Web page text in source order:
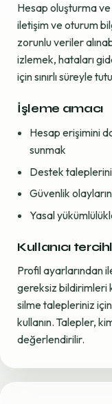
Hesap oluşturma
iletişim ve oturum
zorunlu veriler
izlemek, hataları
için sınırlı süreyle
İşleme amacı
Hesap erişimini
sunmak
Destek
Güvenlik
Yasal
Kullanıcı
Profil ayarlarından
gereksiz bildirimleri
silme talepleriniz
kullanın. Talepler,
değerlendirilir.